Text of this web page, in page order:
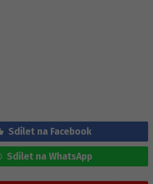
Sdílet na Facebook
Sdílet na WhatsApp